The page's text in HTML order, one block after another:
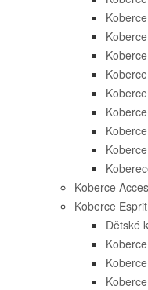
Koberce
Koberce Esprit
Dětské